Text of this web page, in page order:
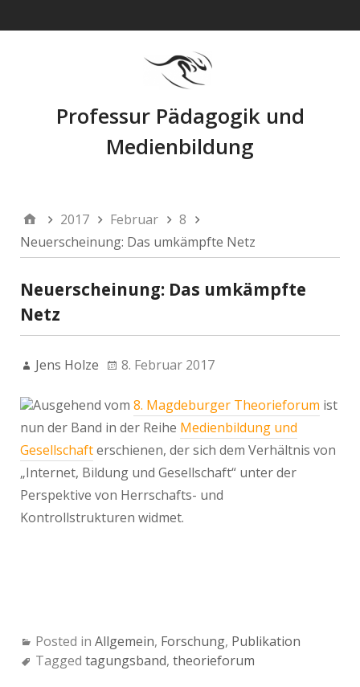
Professur Pädagogik und
Medienbildung
2017 Februar
8
Neuerscheinung: Das umkämpfte Netz
Neuerscheinung: Das umkämpfte
Netz
Jens Holze 8. Februar 2017
Ausgehend vom 8. Magdeburger Theorieforum ist
nun der Band in der Reihe Medienbildung und
Gesellschafterschienen, der sich dem Verhältnis von
„Internet, Bildung und Gesellschaft“ unter der
Perspektive von Herrschafts- und
Kontrollstrukturen widmet.
Posted in Allgemein, Forschung, Publikation
Tagged tagungsband, theorieforum